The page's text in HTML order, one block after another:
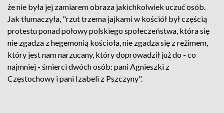
że nie była jej zamiarem obraza jakichkolwiek uczuć osób.
Jak tłumaczyła, "rzut trzema jajkami w kościół był częścią
protestu ponad połowy polskiego społeczeństwa, która się
nie zgadza z hegemonią kościoła, nie zgadza się z reżimem,
który jest nam narzucany, który doprowadził już do - co
najmniej - śmierci dwóch osób: pani Agnieszki z
Częstochowy i pani Izabeli z Pszczyny".